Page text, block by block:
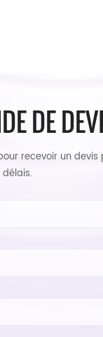
DE
recevoir un devis